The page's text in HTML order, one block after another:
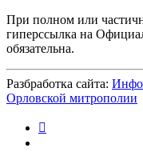
При полном или
гиперссылка на
обязательна.
Разбработка сайта:
Орловской митрополии